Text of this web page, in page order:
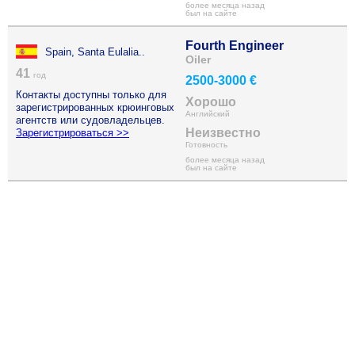
более месяца назад
был на сайте
Spain, Santa Eulalia..
41 год
Контакты доступны только для
зарегистрированных крюинговых
агентств или судовладельцев.
Зарегистрироваться >>
Fourth Engineer
Oiler
2500-3000 €
Хорошо
Английский
Неизвестно
Готовность
более месяца назад
был на сайте